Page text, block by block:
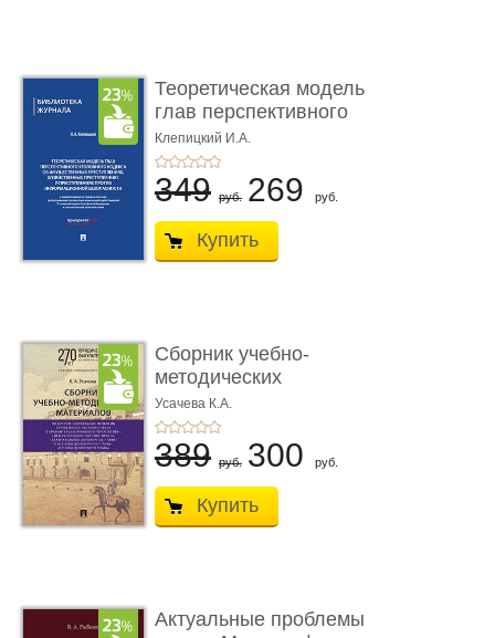
Теоретическая модель
глав перспективного
УК о ...
Клепицкий И.А.
349 руб. 269 руб.
Купить
Сборник учебно-
методических
материалов по кур ...
Усачева К.А.
389 руб. 300 руб.
Купить
Актуальные проблемы